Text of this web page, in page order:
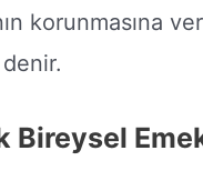
korunmasına
Bireysel